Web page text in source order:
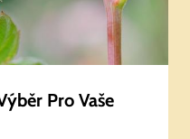
Pro Vaše